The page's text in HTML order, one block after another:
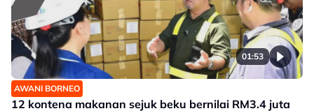
01:53
AWANI BORNEO
12 kontena makanan sejuk beku bernilai RM3.4 juta